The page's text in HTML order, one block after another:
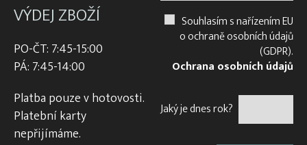
VÝDEJ ZBOŽÍ
PO-ČT: 7:45-15:00
PÁ: 7:45-14:00
Platba pouze v hotovosti.
Platební karty
nepřijímáme.
Souhlasím s nařízením EU
o ochraně osobních údajů
(GDPR).
Ochrana osobních údajů
Jaký je dnes rok?